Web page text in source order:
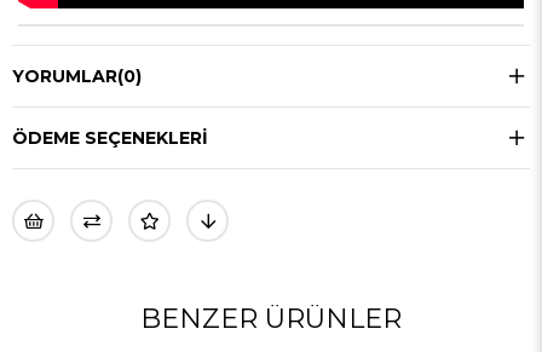
YORUMLAR(0)
ÖDEME SEÇENEKLERI
BENZER ÜRÜNLER